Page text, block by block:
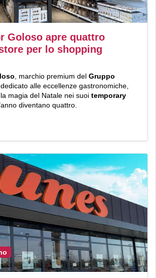
Goloso apre quattro
per lo shopping
, marchio premium del Gruppo
dedicato alle eccellenze gastronomiche,
magia del Natale nei suoi temporary
diventano quattro.